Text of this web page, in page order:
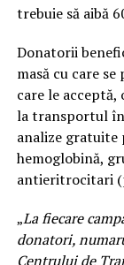
trebuie să aibă
Donatorii
masă cu care
care le acceptă,
la transportul în
analize gratuite
hemoglobină,
antieritrocitari
„La fiecare
donatori,
Centrului de